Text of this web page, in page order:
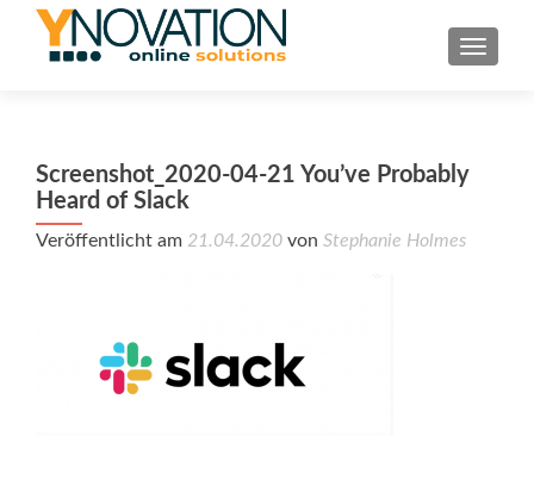
Screenshot_2020-04-21 You’ve Probably
Heard of Slack
Veröffentlicht am 21.04.2020 von Stephanie Holmes